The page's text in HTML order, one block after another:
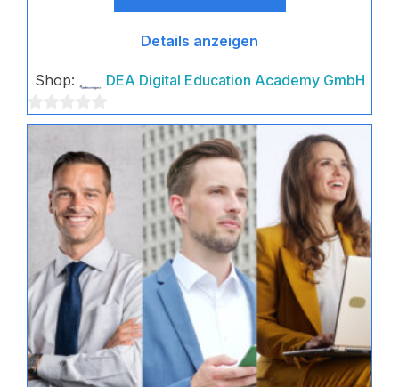
Details anzeigen
Shop: DEA Digital Education Academy GmbH
0